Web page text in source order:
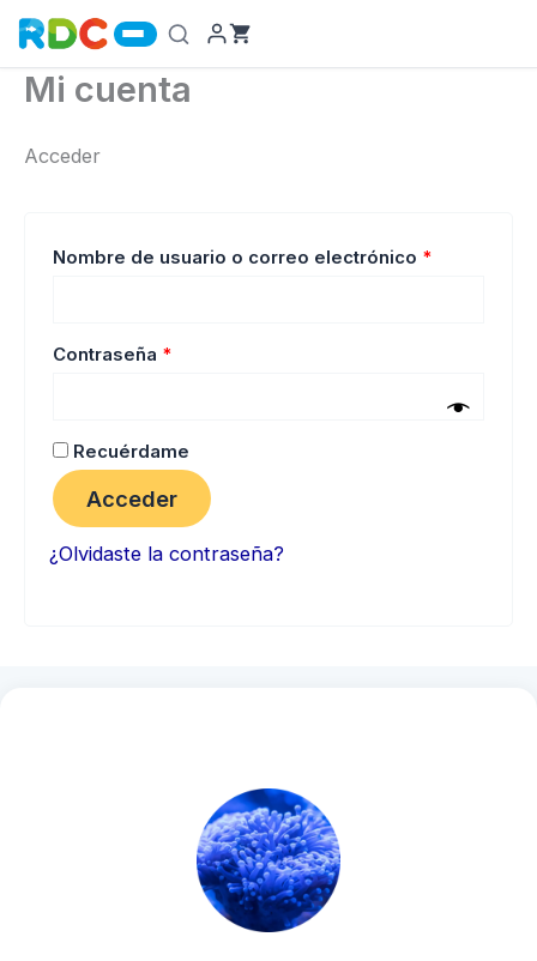
contenido
Mi cuenta
Acceder
Nombre de usuario o correo electrónico *
Contraseña *
Recuérdame
Acceder
¿Olvidaste la contraseña?